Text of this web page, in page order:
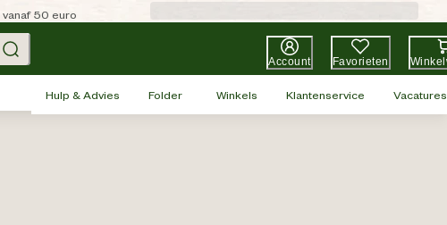
vanaf 50 euro
Account Favorieten
Hulp & Advies Folder Winkels Klantenservice Vacatures